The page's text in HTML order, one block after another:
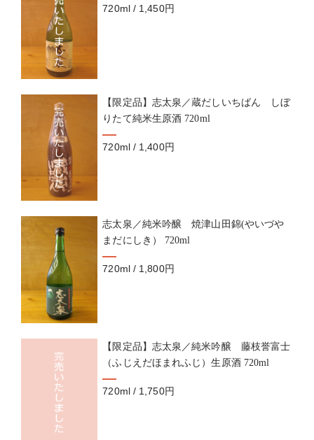
720ml / 1,450円
【限定品】志太泉／蔵だしいちばん しぼ
りたて純米生原酒 720ml
720ml / 1,400円
志太泉／純米吟醸 焼津山田錦(やいづや
まだにしき） 720ml
720ml / 1,800円
【限定品】志太泉／純米吟醸 藤枝誉富士
（ふじえだほまれふじ）生原酒 720ml
720ml / 1,750円